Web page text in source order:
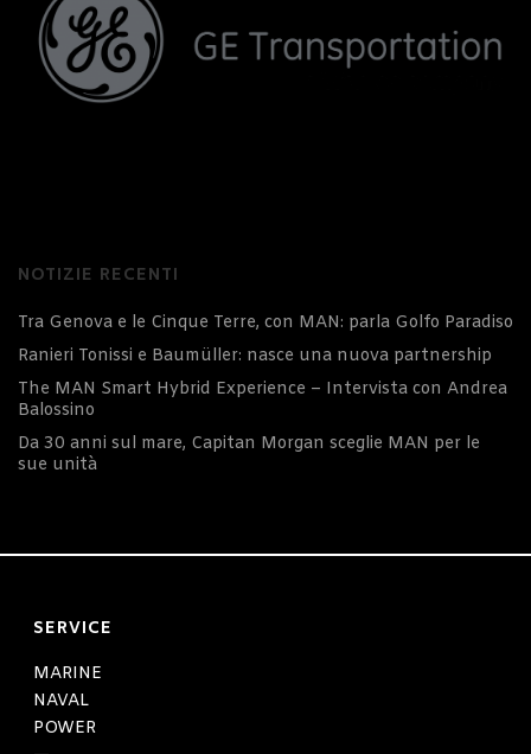
NOTIZIE RECENTI
Tra Genova e le Cinque Terre, con MAN: parla Golfo Paradiso
Ranieri Tonissi e Baumüller: nasce una nuova partnership
The MAN Smart Hybrid Experience – Intervista con Andrea
Balossino
Da 30 anni sul mare, Capitan Morgan sceglie MAN per le
sue unità
SERVICE
MARINE
NAVAL
POWER